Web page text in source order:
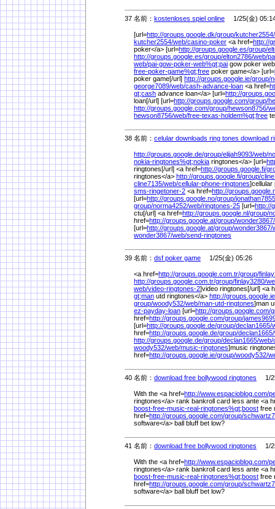
37 名前： kostenloses spiel online 1/25(金)
[url=http://groups.google.dk/group/kutcher2554/
kutcher2554/web/casino-poker <a href=http://
poker</a> [url=http://groups.google.es/group/
http://groups.google.es/group/elton2786/web/
web/pai-gow-poker-web%gt;pai gow poker
free-poker-game%gt;free poker game</a> [url=
poker game[/url] http://groups.google.ie/group/
george7089/web/cash-advance-loan <a href=
gt;cash advance loan</a> [url=http://
loan[/url] [url=http://groups.google.com/group/
http://groups.google.com/group/hewson8756/
hewson8756/web/free-texas-holdem%gt;free
38 名前： celular downloads ring tones download
http://groups.google.de/group/elijah9093/web/
nokia-ringtones%gt;nokia ringtones</a> [url=
ringtones[/url] <a href=http://groups.google.fi/
ringtones</a> http://groups.google.fi/group/
cline7135/web/cellular-phone-ringtones]cellular
sms-ringetoner-2 <a href=http://
[url=http://groups.google.no/group/
group/norma4252/web/ringtones-25 [url=http://
ctu[/url] <a href=http://groups.google.nl/group/
href=http://groups.google.at/group/wonder3867/
[url=http://groups.google.at/group/wonder3867/
wonder3867/web/send-ringtones
39 名前： dsf poker game 1/25(金) 05:26
<a href=http://groups.google.com.tr/group/
http://groups.google.com.tr/group/finlay3280/
web/video-ringtones-2]video ringtones[/url] <a
gt;man utd ringtones</a> http://
group/woody532/web/man-utd-ringtones]man
ez-payday-loan [url=http://groups.google.com/
href=http://groups.google.com/group/
[url=http://groups.google.de/group/declan1665/
href=http://groups.google.de/group/declan1665/
http://groups.google.de/group/declan1665/web/
woody532/web/music-ringtones]music
href=http://groups.google.ie/group/woody532/
40 名前： download free bollywood ringtones 1/
With the <a href=http://www.espacioblog.com/
ringtones</a> rank bankroll card less ante <a
boost-free-music-real-ringtones%gt;boost free
href=http://groups.google.com/group/
software</a> ball bluff bet low?
41 名前： download free bollywood ringtones 1/
With the <a href=http://www.espacioblog.com/
ringtones</a> rank bankroll card less ante <a
boost-free-music-real-ringtones%gt;boost free
href=http://groups.google.com/group/
software</a> ball bluff bet low?